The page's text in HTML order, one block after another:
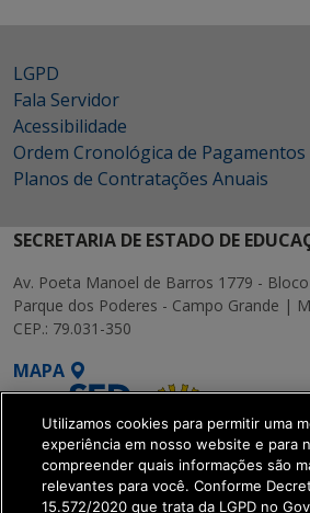
LGPD
Fala Servidor
Acessibilidade
Ordem Cronológica de Pagamentos
Planos de Contratações Anuais
SECRETARIA DE ESTADO DE
Av. Poeta Manoel de Barros 1779 -
Parque dos Poderes - Campo Grande |
CEP.: 79.031-350
MAPA
Utilizamos cookies para permitir uma
experiência em nosso website e para
compreender quais informações são
relevantes para você. Conforme
15.572/2020 que trata da LGPD no